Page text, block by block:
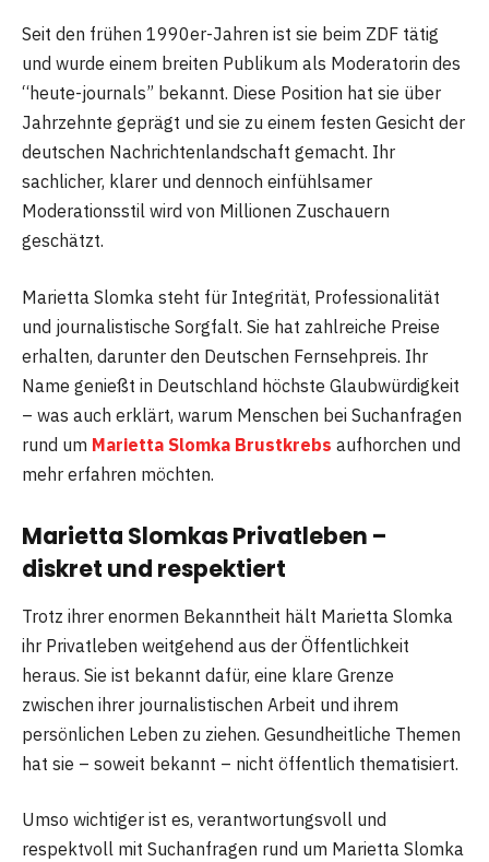
Seit den frühen 1990er-Jahren ist sie beim ZDF tätig
und wurde einem breiten Publikum als Moderatorin des
“heute-journals” bekannt. Diese Position hat sie über
Jahrzehnte geprägt und sie zu einem festen Gesicht der
deutschen Nachrichtenlandschaft gemacht. Ihr
sachlicher, klarer und dennoch einfühlsamer
Moderationsstil wird von Millionen Zuschauern
geschätzt.
Marietta Slomka steht für Integrität, Professionalität
und journalistische Sorgfalt. Sie hat zahlreiche Preise
erhalten, darunter den Deutschen Fernsehpreis. Ihr
Name genießt in Deutschland höchste Glaubwürdigkeit
– was auch erklärt, warum Menschen bei Suchanfragen
rund um Marietta Slomka Brustkrebs aufhorchen und
mehr erfahren möchten.
Marietta Slomkas Privatleben –
diskret und respektiert
Trotz ihrer enormen Bekanntheit hält Marietta Slomka
ihr Privatleben weitgehend aus der Öffentlichkeit
heraus. Sie ist bekannt dafür, eine klare Grenze
zwischen ihrer journalistischen Arbeit und ihrem
persönlichen Leben zu ziehen. Gesundheitliche Themen
hat sie – soweit bekannt – nicht öffentlich thematisiert.
Umso wichtiger ist es, verantwortungsvoll und
respektvoll mit Suchanfragen rund um Marietta Slomka